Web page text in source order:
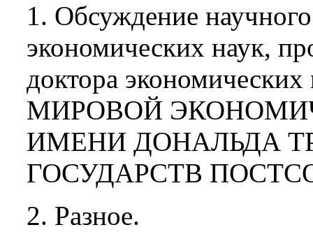
1. Обсуждение
экономических наук,
доктора
МИРОВОЙ
ИМЕНИ ДОНАЛЬДА
ГОСУДАРСТВ
2. Разное.